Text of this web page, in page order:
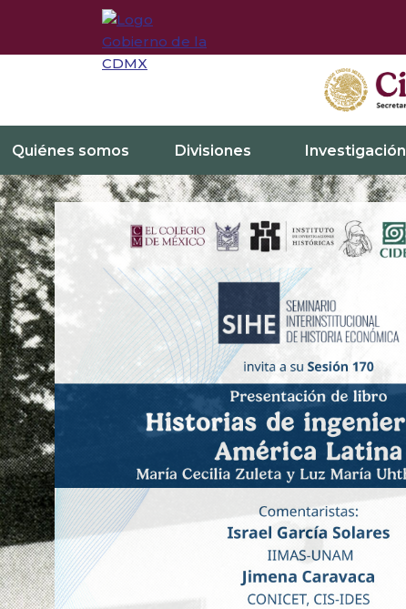
Quiénes somos Divisiones Investigación